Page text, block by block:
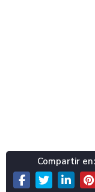
Compartir en: